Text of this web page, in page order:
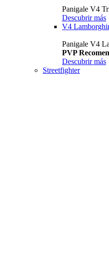
Panigale V4
Descubrir más
V4
Panigale V4
PVP
Descubrir más
Streetfighter